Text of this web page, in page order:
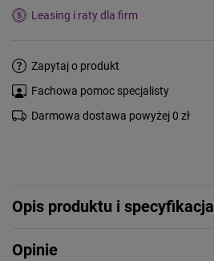
Leasing i raty dla firm
Zapytaj o produkt
Fachowa pomoc specjalisty
Darmowa dostawa powyżej 0 zł
Opis produktu i specyfikacja
Opinie